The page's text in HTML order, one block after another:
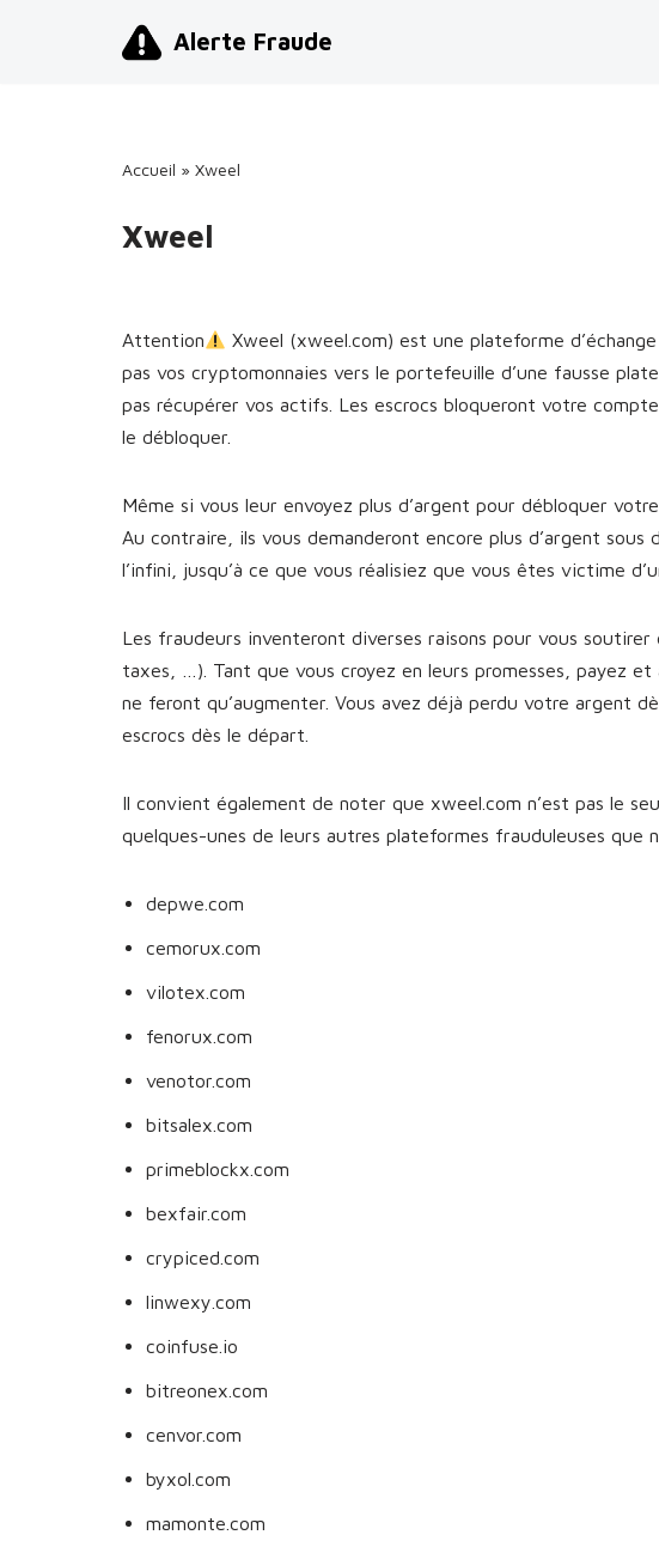
Alerte Fraude
Accueil » Xweel
Xweel
Attention
Xweel (xweel.com) est une plateforme
pas vos cryptomonnaies vers le portefeuille d’une fausse
pas récupérer vos actifs. Les escrocs bloqueront votre
le débloquer.
Même si vous leur envoyez plus d’argent pour débloquer
Au contraire, ils vous demanderont encore plus d’argent
l’infini, jusqu’à ce que vous réalisiez que vous êtes victime
Les fraudeurs inventeront diverses raisons pour vous soutirer
taxes, …). Tant que vous croyez en leurs promesses, payez
ne feront qu’augmenter. Vous avez déjà perdu votre argent
escrocs dès le départ.
Il convient également de noter que xweel.com n’est pas le
quelques-unes de leurs autres plateformes frauduleuses que
depwe.com
cemorux.com
vilotex.com
fenorux.com
venotor.com
bitsalex.com
primeblockx.com
bexfair.com
crypiced.com
linwexy.com
coinfuse.io
bitreonex.com
cenvor.com
byxol.com
mamonte.com